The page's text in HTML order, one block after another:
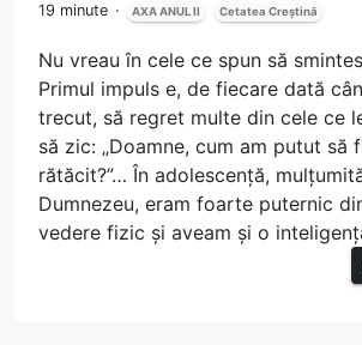
19 minute
AXA ANUL II Cetatea Creștină
Nu vreau în cele ce spun să
Primul impuls e, de fiecare dată
trecut, să regret multe din cele ce
să zic: „Doamne, cum am putut să
rătăcit?”… În adolescență,
Dumnezeu, eram foarte puternic
vedere fizic și aveam și o